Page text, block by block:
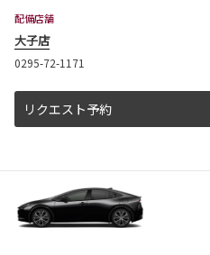
配備店舗
大子店
0295-72-1171
リクエスト予約